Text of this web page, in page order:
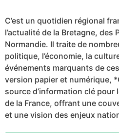
C’est un quotidien régional
l’actualité de la Bretagne, des
Normandie. Il traite de
politique, l’économie, la
événements marquants de
version papier et numérique,
source d’information clé pour
de la France, offrant une
et une vision des enjeux